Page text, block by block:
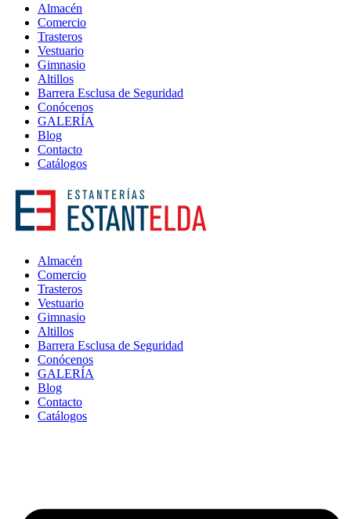
Almacén
Comercio
Trasteros
Vestuario
Gimnasio
Altillos
Barrera Esclusa de Seguridad
Conócenos
GALERÍA
Blog
Contacto
Catálogos
Almacén
Comercio
Trasteros
Vestuario
Gimnasio
Altillos
Barrera Esclusa de Seguridad
Conócenos
GALERÍA
Blog
Contacto
Catálogos